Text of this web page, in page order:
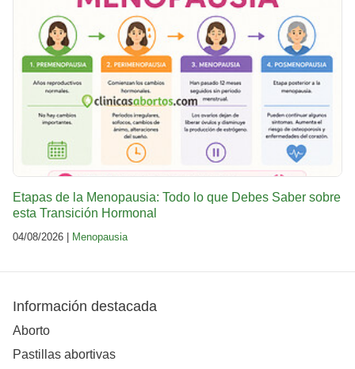
Etapas de la Menopausia: Todo lo que Debes Saber sobre
esta Transición Hormonal
04/08/2026 | Menopausia
Información destacada
Aborto
Pastillas abortivas